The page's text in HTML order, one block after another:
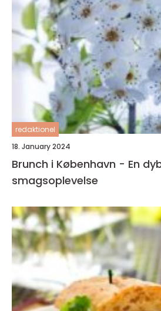
redaktionel
18. January 2024
Brunch i København - En
smagsoplevelse